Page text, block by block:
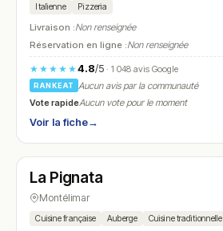
Italienne Pizzeria
Livraison :Non renseignée
Réservation en ligne :Non renseignée
★★★★★4.8/5· 1 048 avis Google
RANKEAT
Aucun avis par la communauté
Vote rapideAucun vote pour le moment
Voir la fiche→
N° 14
La Pignata
Montélimar
Cuisine française Auberge Cuisine traditionnelle